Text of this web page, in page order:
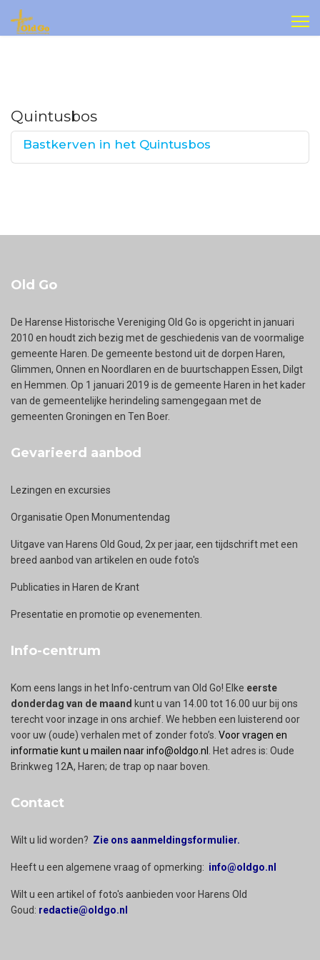
Quintusbos
Bastkerven in het Quintusbos
Old Go
De Harense Historische Vereniging Old Go is opgericht in januari
2010 en houdt zich bezig met de geschiedenis van de voormalige
gemeente Haren. De gemeente bestond uit de dorpen Haren,
Glimmen, Onnen en Noordlaren en de buurtschappen Essen, Dilgt
en Hemmen. Op 1 januari 2019 is de gemeente Haren in het kader
van de gemeentelijke herindeling samengegaan met de
gemeenten Groningen en Ten Boer.
Gevarieerd aanbod
Lezingen en excursies
Organisatie Open Monumentendag
Uitgave van Harens Old Goud, 2x per jaar, een tijdschrift met een
breed aanbod van artikelen en oude foto's
Publicaties in Haren de Krant
Presentatie en promotie op evenementen.
Info-centrum
Kom eens langs in het Info-centrum van Old Go! Elke eerste
donderdag van de maand kunt u van 14.00 tot 16.00 uur bij ons
terecht voor inzage in ons archief. We hebben een luisterend oor
voor uw (oude) verhalen met of zonder foto’s. Voor vragen en
informatie kunt u mailen naar info@oldgo.nl
. Het adres is: Oude
Brinkweg 12A, Haren; de trap op naar boven.
Contact
Wilt u lid worden? Zie ons aanmeldingsformulier.
Heeft u een algemene vraag of opmerking: info@oldgo.nl
Wilt u een artikel of foto's aanbieden voor Harens Old
Goud: redactie@oldgo.nl